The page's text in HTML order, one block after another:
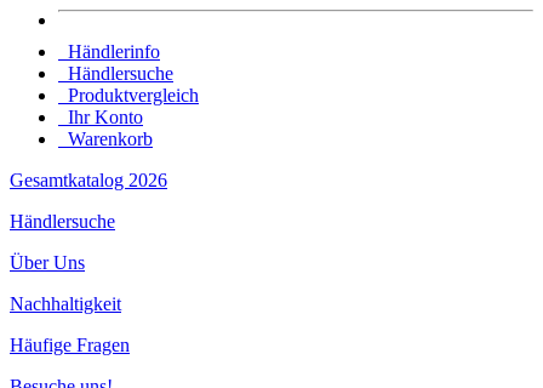
Händlerinfo
Händlersuche
Produktvergleich
Ihr Konto
Warenkorb
Gesamtkatalog 2026
Händlersuche
Über Uns
Nachhaltigkeit
Häufige Fragen